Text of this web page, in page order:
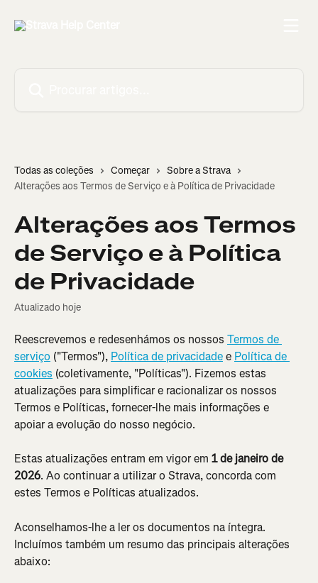
Todas as coleções Começar
Sobre a Strava
Alterações aos Termos de Serviço e à Política de Privacidade
Alterações aos Termos
de Serviço e à Política
de Privacidade
Atualizado hoje
Reescrevemos e redesenhámos os nossos Termos de
serviço ("Termos"), Política de privacidade e Política de
cookies (coletivamente, "Políticas"). Fizemos estas
atualizações para simplificar e racionalizar os nossos
Termos e Políticas, fornecer-lhe mais informações e
apoiar a evolução do nosso negócio.
Estas atualizações entram em vigor em 1 de janeiro de
2026. Ao continuar a utilizar o Strava, concorda com
estes Termos e Políticas atualizados.
Aconselhamos-lhe a ler os documentos na íntegra.
Incluímos também um resumo das principais alterações
abaixo: